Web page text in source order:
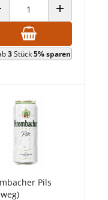
VERRINGERNANZAHL
3Stück5% sparen
Pils